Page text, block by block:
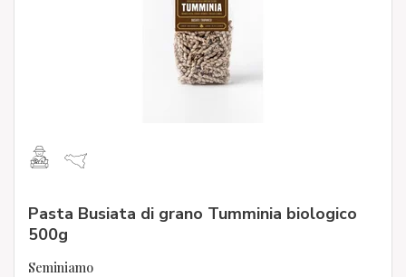
Pasta Busiata di grano Tumminia biologico
500g
Seminiamo